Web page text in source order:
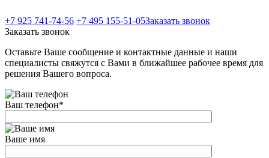
+7 925 741-74-56 +7 495 155-51-05Заказать звонок
Заказать звонок
Оставьте Ваше сообщение и контактные данные и наши
специалисты свяжутся с Вами в ближайшее рабочее время для
решения Вашего вопроса.
Ваш телефон*
Ваше имя